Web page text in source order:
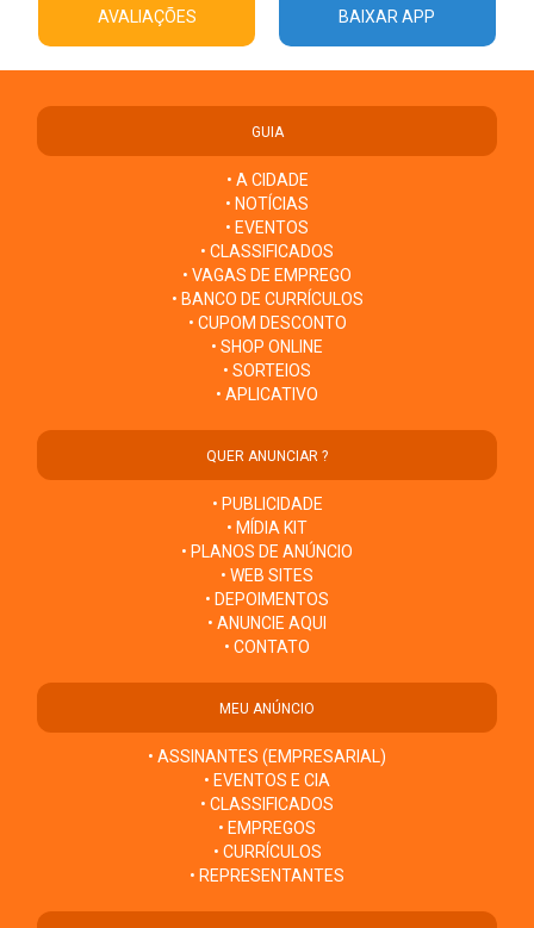
AVALIAÇÕES BAIXAR APP
GUIA
• A CIDADE
• NOTÍCIAS
• EVENTOS
• CLASSIFICADOS
• VAGAS DE EMPREGO
• BANCO DE CURRÍCULOS
• CUPOM DESCONTO
• SHOP ONLINE
• SORTEIOS
• APLICATIVO
QUER ANUNCIAR ?
• PUBLICIDADE
• MÍDIA KIT
• PLANOS DE ANÚNCIO
• WEB SITES
• DEPOIMENTOS
• ANUNCIE AQUI
• CONTATO
MEU ANÚNCIO
• ASSINANTES (EMPRESARIAL)
• EVENTOS E CIA
• CLASSIFICADOS
• EMPREGOS
• CURRÍCULOS
• REPRESENTANTES